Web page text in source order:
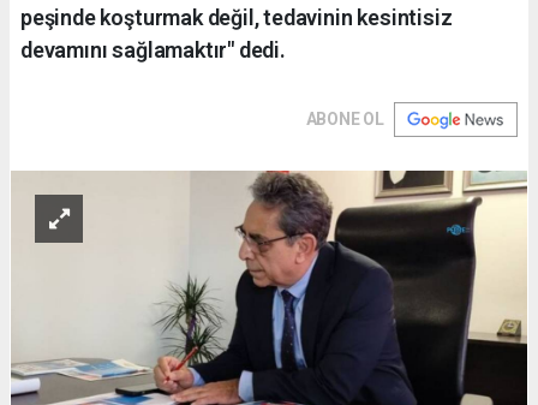
peşinde koşturmak değil, tedavinin kesintisiz
devamını sağlamaktır" dedi.
ABONE OL